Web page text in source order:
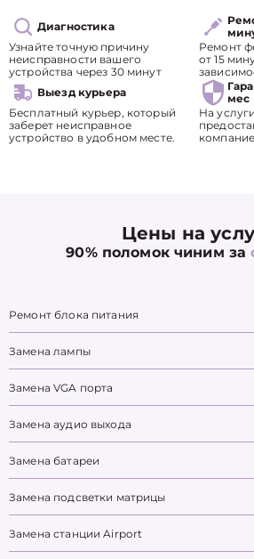
Диагностика
Узнайте точную причину
неисправности вашего
устройства через 30 минут
Ремонт
от 15
Выезд курьера
Бесплатный курьер, который
заберет неисправное
устройство в удобном месте.
мес
На
Цены на
90% поломок чиним за
Ремонт блока питания
Замена лампы
Замена VGA порта
Замена аудио выхода
Замена батареи
Замена подсветки матрицы
Замена станции Airport